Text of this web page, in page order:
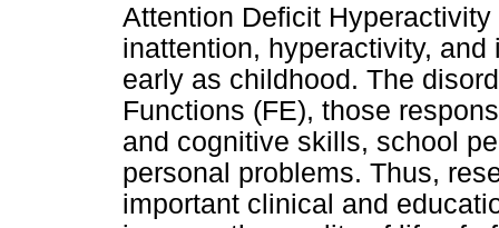
Attention Deficit
inattention, hyperactivity,
early as childhood. The
Functions (FE), those
and cognitive skills, school
personal problems. Thus,
important clinical and